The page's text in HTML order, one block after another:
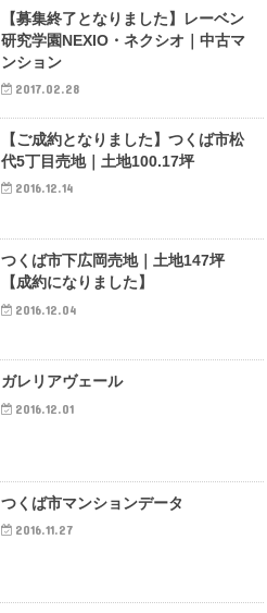
【募集終了となりました】レーベン
研究学園NEXIO・ネクシオ｜中古マ
ンション
2017.02.28
【ご成約となりました】つくば市松
代5丁目売地｜土地100.17坪
2016.12.14
つくば市下広岡売地｜土地147坪
【成約になりました】
2016.12.04
ガレリアヴェール
2016.12.01
つくば市マンションデータ
2016.11.27